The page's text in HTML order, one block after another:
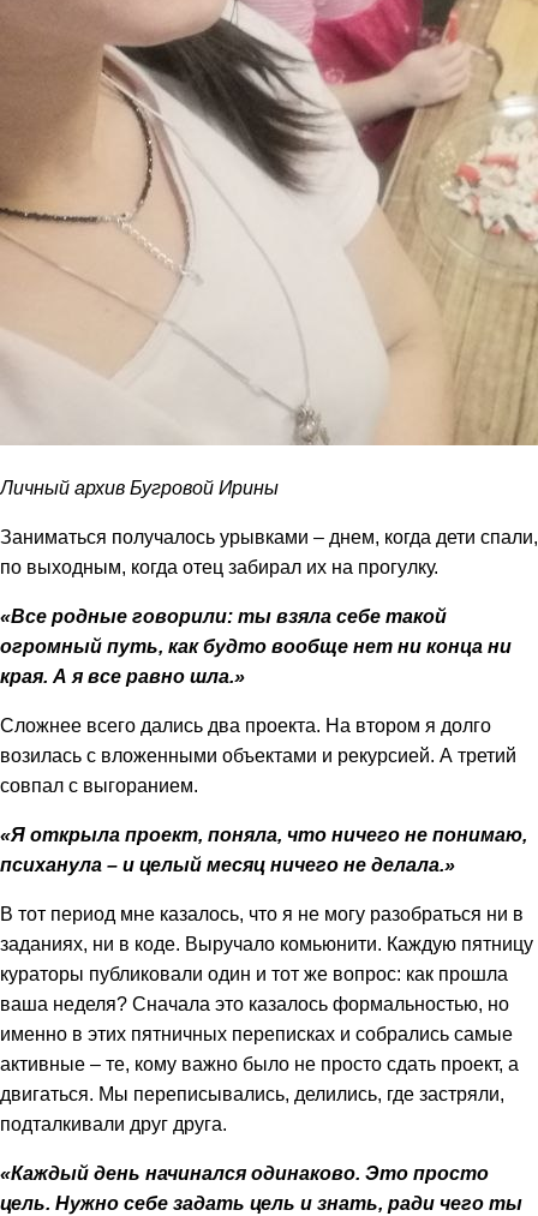
Личный архив Бугровой Ирины
Заниматься получалось урывками – днем, когда дети спали,
по выходным, когда отец забирал их на прогулку.
«Все родные говорили: ты взяла себе такой
огромный путь, как будто вообще нет ни конца ни
края. А я все равно шла.»
Сложнее всего дались два проекта. На втором я долго
возилась с вложенными объектами и рекурсией. А третий
совпал с выгоранием.
«Я открыла проект, поняла, что ничего не понимаю,
психанула – и целый месяц ничего не делала.»
В тот период мне казалось, что я не могу разобраться ни в
заданиях, ни в коде. Выручало комьюнити. Каждую пятницу
кураторы публиковали один и тот же вопрос: как прошла
ваша неделя? Сначала это казалось формальностью, но
именно в этих пятничных переписках и собрались самые
активные – те, кому важно было не просто сдать проект, а
двигаться. Мы переписывались, делились, где застряли,
подталкивали друг друга.
«Каждый день начинался одинаково. Это просто
цель. Нужно себе задать цель и знать, ради чего ты